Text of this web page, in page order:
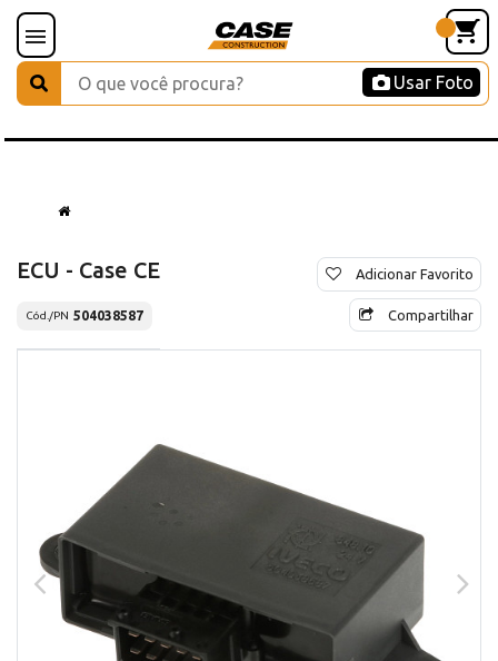
Usar Foto
ECU - Case CE
Cód./PN 504038587
Adicionar Favorito
Compartilhar